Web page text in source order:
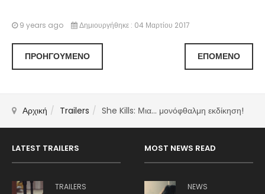
9 years ago Δημιουργήθηκε : 04 Μαρτίου 2017
ΠΡΟΗΓΟΎΜΕΝΟ ΕΠΌΜΕΝΟ
Αρχική Trailers She Kills: Μια... μονόφθαλμη εκδίκηση!
LATEST TRAILERS
TRAILERS
MOST NEWS READ
NEWS